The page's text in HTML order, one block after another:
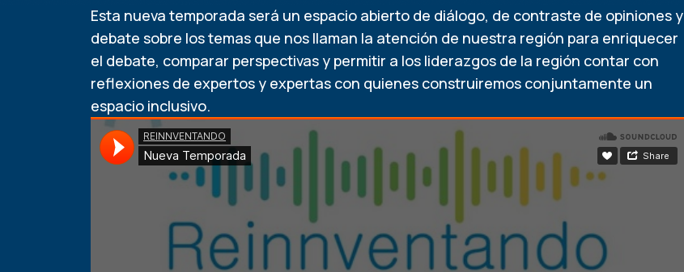
Esta nueva temporada será un espacio abierto de diálogo, de contraste de opiniones y
debate sobre los temas que nos llaman la atención de nuestra región para enriquecer
el debate, comparar perspectivas y permitir a los liderazgos de la región contar con
reflexiones de expertos y expertas con quienes construiremos conjuntamente un
espacio inclusivo.